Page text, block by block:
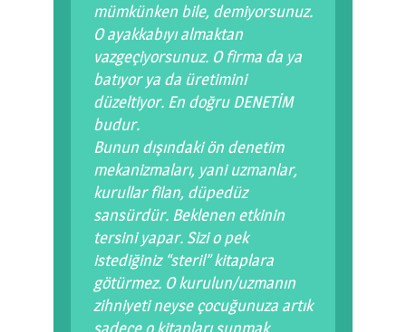
mümkünken bile, demiyorsunuz.
O ayakkabıyı almaktan
vazgeçiyorsunuz. O firma da ya
batıyor ya da üretimini
düzeltiyor. En doğru DENETİM
budur.
Bunun dışındaki ön denetim
mekanizmaları, yani uzmanlar,
kurullar filan, düpedüz
sansürdür. Beklenen etkinin
tersini yapar. Sizi o pek
istediğiniz “steril” kitaplara
götürmez. O kurulun/uzmanın
zihniyeti neyse çocuğunuza artık
sadece o kitapları sunmak